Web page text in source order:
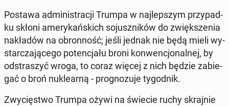
Postawa ad­mi­ni­stra­cji Trumpa w naj­lep­szym przy­pad­
ku skłoni ame­ry­kań­skich so­jusz­ni­ków do zwięk­sze­nia
na­kła­dów na obron­ność; jeśli jednak nie będą mieli wy­
star­cza­ją­ce­go po­ten­cja­łu broni kon­wen­cjo­nal­nej, by
od­stra­szyć wroga, to coraz więcej z nich będzie za­bie­
gać o broń nu­kle­ar­ną - pro­gno­zu­je ty­go­dnik.
Zwy­cię­stwo Trumpa ożywi na świecie ruchy skraj­nie